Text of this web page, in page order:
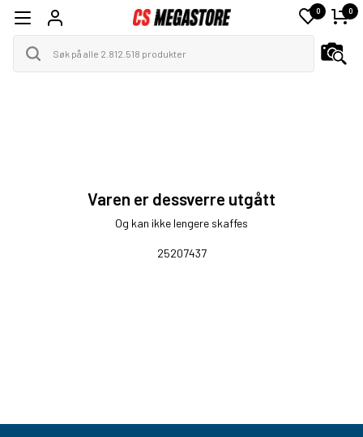
0 0
Varen er dessverre utgått
Og kan ikke lengere skaffes
25207437